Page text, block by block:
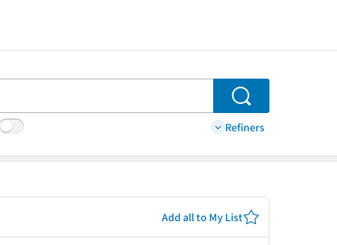
Search
Refiners
Add all to My List